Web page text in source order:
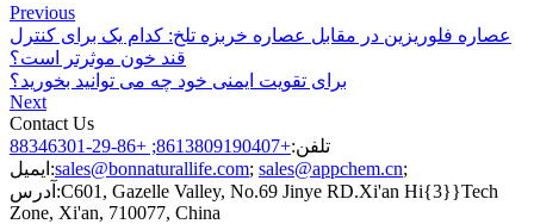
Previous
عصاره فلوریزین در مقابل عصاره خربزه تلخ: کدام یک برای کنترل
قند خون موثرتر است؟
برای تقویت ایمنی خود چه می توانید بخورید؟
Next
Contact Us
تلفن:+8613809190407; +86-29-88346301
ایمیل:sales@bonnaturallife.com; sales@appchem.cn;
آدرس:C601, Gazelle Valley, No.69 Jinye RD.Xi'an Hi{3}}Tech
Zone, Xi'an, 710077, China